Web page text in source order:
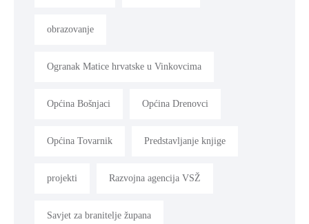
obrazovanje
Ogranak Matice hrvatske u Vinkovcima
Općina Bošnjaci Općina Drenovci
Općina Tovarnik Predstavljanje knjige
projekti Razvojna agencija VSŽ
Savjet za branitelje župana